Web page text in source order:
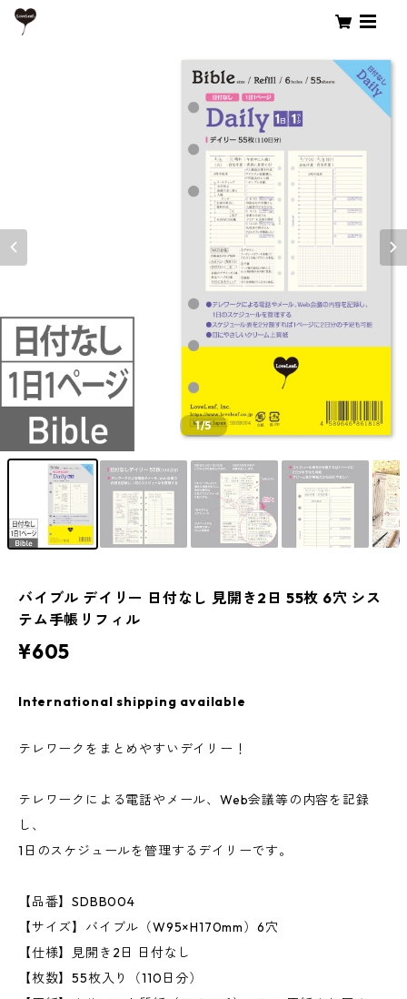
1/5
バイブル デイリー 日付なし 見開き2日 55枚 6穴 シス
テム手帳リフィル
¥605
International shipping available
テレワークをまとめやすいデイリー！
テレワークによる電話やメール、Web会議等の内容を記録
し、
1日のスケジュールを管理するデイリーです。
【品番】SDBB004
【サイズ】バイブル（W95×H170mm）6穴
【仕様】見開き2日 日付なし
【枚数】55枚入り（110日分）